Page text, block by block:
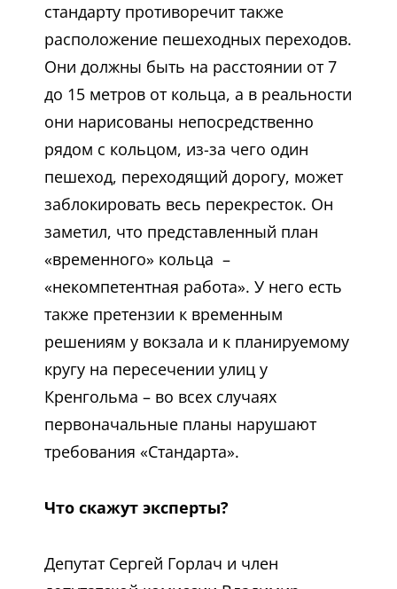
стандарту противоречит также
расположение пешеходных переходов.
Они должны быть на расстоянии от 7
до 15 метров от кольца, а в реальности
они нарисованы непосредственно
рядом с кольцом, из-за чего один
пешеход, переходящий дорогу, может
заблокировать весь перекресток. Он
заметил, что представленный план
«временного» кольца –
«некомпетентная работа». У него есть
также претензии к временным
решениям у вокзала и к планируемому
кругу на пересечении улиц у
Кренгольма – во всех случаях
первоначальные планы нарушают
требования «Стандарта».
Что скажут эксперты?
Депутат Сергей Горлач и член